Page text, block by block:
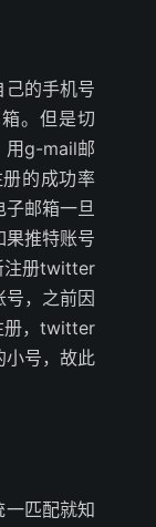
的手机号
。但是切
用g-mail邮
的成功率
子邮箱一旦
推特账号
注册twitter
，之前因
册，twitter
小号，故此
一匹配就知